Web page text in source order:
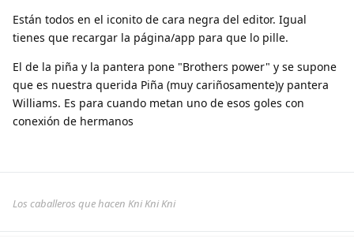
Están todos en el iconito de cara negra del editor. Igual
tienes que recargar la página/app para que lo pille.
El de la piña y la pantera pone "Brothers power" y se supone
que es nuestra querida Piña (muy cariñosamente)y pantera
Williams. Es para cuando metan uno de esos goles con
conexión de hermanos
Los caballeros que hacen Kni Kni Kni